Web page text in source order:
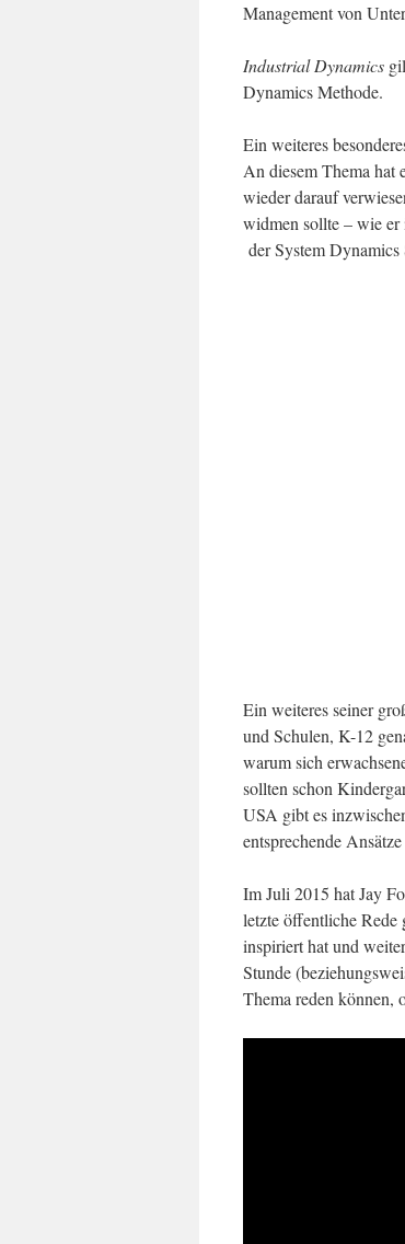
Management von
Industrial Dynamics
Dynamics Methode.
Ein weiteres
An diesem Thema hat
wieder darauf
widmen sollte – wie er
der System
Ein weiteres seiner
und Schulen, K-12
warum sich
sollten schon
USA gibt es
entsprechende
Im Juli 2015 hat Jay
letzte öffentliche Rede
inspiriert hat und
Stunde
Thema reden können,